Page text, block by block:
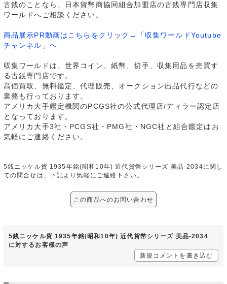
古銭のことなら、日本貨幣商協同組合加盟店の古銭専門店収集
ワールドへご相談ください。
商品展示PR動画はこちらをクリック→「収集ワールドYoutube
チャンネル」へ
収集ワールドは、世界コイン、紙幣、切手、収集用品を売買す
る古銭専門店です。
高価買取、無料鑑定、代理販売、オークション出品代行などの
業務も行っております。
アメリカ大手鑑定機関のPCGS社の公式代理店/ディラー認定店
となっております。
アメリカ大手3社・PCGS社・PMG社・NGC社と組合鑑定はお
気軽にご連絡ください。
5銭ニッケル貨 1935年銘(昭和10年) 近代貨幣シリーズ 美品-2034に関し
ての問合せは、下記より気軽にご連絡下さい。
この商品へのお問い合わせ
5銭ニッケル貨 1935年銘(昭和10年) 近代貨幣シリーズ 美品-2034
に対するお客様の声
新規コメントを書き込む